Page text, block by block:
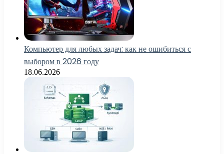
Компьютер для любых задач: как не ошибиться с
выбором в 2026 году
18.06.2026